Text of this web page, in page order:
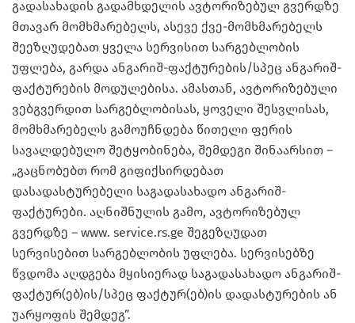
გადასახადის გადამხდელის ავტორიზებულ გვერდზე
მთავარ მომხმარებელს, ასევე ქვე-მომხმარებელს
შეეზღუდებათ ყველა სერვისით სარგებლობის
უფლება, გარდა ანგარიშ-ფაქტურების/სპეც ანგარიშ-
ფაქტურების მოდულებისა. ამასთან, ავტორიზებული
ვებგვერდით სარგებლობისას, ყოველი შესვლისას,
მომხმარებელს გამოუჩნდება წითელი ფერის
სავალდებულო შეტყობინება, შემდეგი შინაარსით –
„გაცნობებთ რომ გიფიქსირდებათ
დასადასტურებელი საგადასახადო ანგარიშ-
ფაქტურები. აღნიშნულის გამო, ავტორიზებულ
გვერდზე – www. service.rs.ge შეგეზღუდათ
სერვისებით სარგებლობის უფლება. სერვისებზე
წვდომა აღდგება მყისიერად საგადასახადო ანგარიშ-
ფაქტურ(ებ)ის/სპეც ფაქტურ(ებ)ის დადასტურების ან
უარყოფის შემდეგ”.